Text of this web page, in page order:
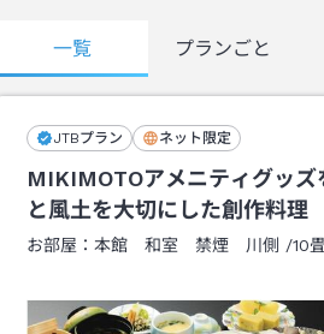
一覧 プランごと
JTBプラン ネット限定
MIKIMOTOアメニティグッズ
と風土を大切にした創作料理
お部屋： 本館 和室 禁煙 川側 /10畳